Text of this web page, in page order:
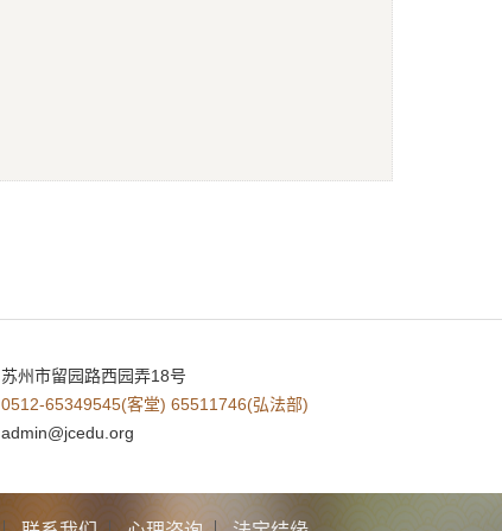
苏州市留园路西园弄18号
0512-65349545(客堂) 65511746(弘法部)
admin@jcedu.org